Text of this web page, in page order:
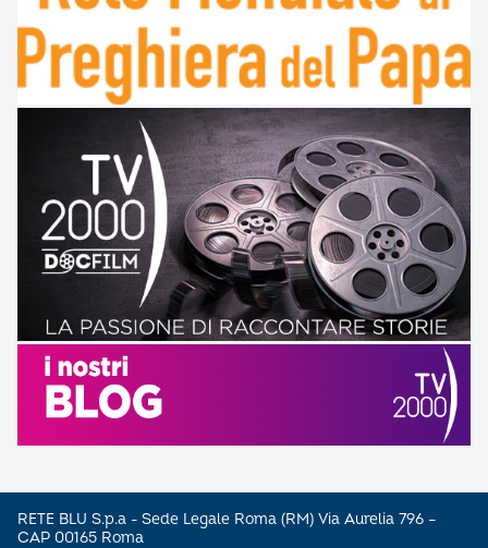
RETE BLU S.p.a - Sede Legale Roma (RM) Via Aurelia 796 –
CAP 00165 Roma